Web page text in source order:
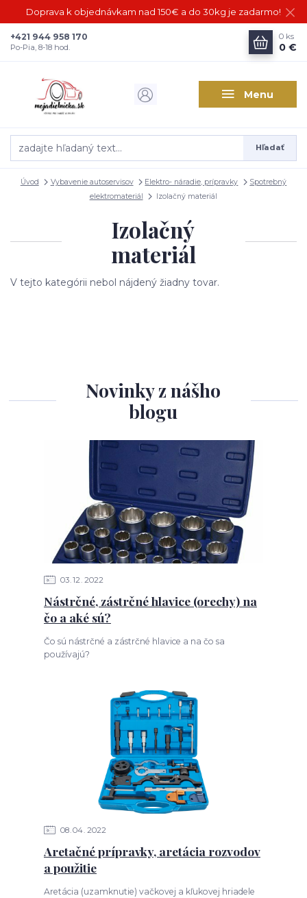
Doprava k objednávkam nad 150€ a do 30kg je zadarmo!
Menu
Hľadať
+421 944 958 170
Po-Pia, 8-18 hod.
0 ks
0 €
Úvod Vybavenie autoservisov Elektro- náradie, prípravky
Spotrebný
elektromateriál
Izolačný materiál
Izolačný
materiál
V tejto kategórii nebol nájdený žiadny tovar.
Novinky z nášho
blogu
03 12 2022
Nástrčné, zástrčné hlavice (orechy) na
čo a aké sú?
Čo sú nástrčné a zástrčné hlavice a na čo sa
používajú?
08 04 2022
Aretačné prípravky, aretácia rozvodov
a použitie
Aretácia (uzamknutie) vačkovej a kľukovej hriadele